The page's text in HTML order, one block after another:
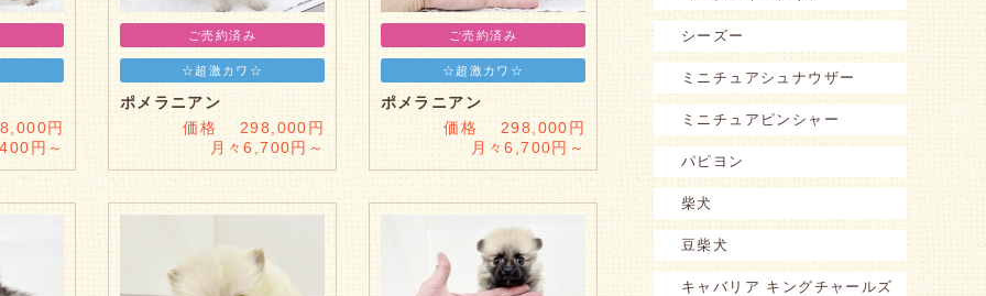
円
円～
ご売約済み
☆超激カワ☆
ポメラニアン
価格 298,000円
月々6,700円～
ご売約済み
☆超激カワ☆
ポメラニアン
価格 298,000円
月々6,700円～
シーズー
ミニチュアシュナウザー
ミニチュアピンシャー
パピヨン
柴犬
豆柴犬
キャバリア キングチャールズ